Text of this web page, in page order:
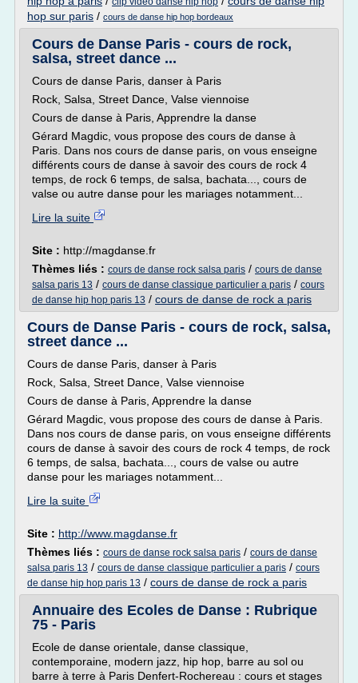
hop sur paris / cours de danse hip hop bordeaux
Cours de Danse Paris - cours de rock,
salsa, street dance ...
Cours de danse Paris, danser à Paris
Rock, Salsa, Street Dance, Valse viennoise
Cours de danse à Paris, Apprendre la danse
Gérard Magdic, vous propose des cours de danse à
Paris. Dans nos cours de danse paris, on vous enseigne
différents cours de danse à savoir des cours de rock 4
temps, de rock 6 temps, de salsa, bachata..., cours de
valse ou autre danse pour les mariages notamment...
Lire la suite
Site : http://magdanse.fr
Thèmes liés : cours de danse rock salsa paris / cours de danse
salsa paris 13 / cours de danse classique particulier a paris / cours
de danse hip hop paris 13 / cours de danse de rock a paris
Cours de Danse Paris - cours de rock, salsa,
street dance ...
Cours de danse Paris, danser à Paris
Rock, Salsa, Street Dance, Valse viennoise
Cours de danse à Paris, Apprendre la danse
Gérard Magdic, vous propose des cours de danse à Paris.
Dans nos cours de danse paris, on vous enseigne différents
cours de danse à savoir des cours de rock 4 temps, de rock
6 temps, de salsa, bachata..., cours de valse ou autre
danse pour les mariages notamment...
Lire la suite
Site : http://www.magdanse.fr
Thèmes liés : cours de danse rock salsa paris / cours de danse
salsa paris 13 / cours de danse classique particulier a paris / cours
de danse hip hop paris 13 / cours de danse de rock a paris
Annuaire des Ecoles de Danse : Rubrique
75 - Paris
Ecole de danse orientale, danse classique,
contemporaine, modern jazz, hip hop, barre au sol ou
barre à terre à Paris Denfert-Rochereau : cours et stages